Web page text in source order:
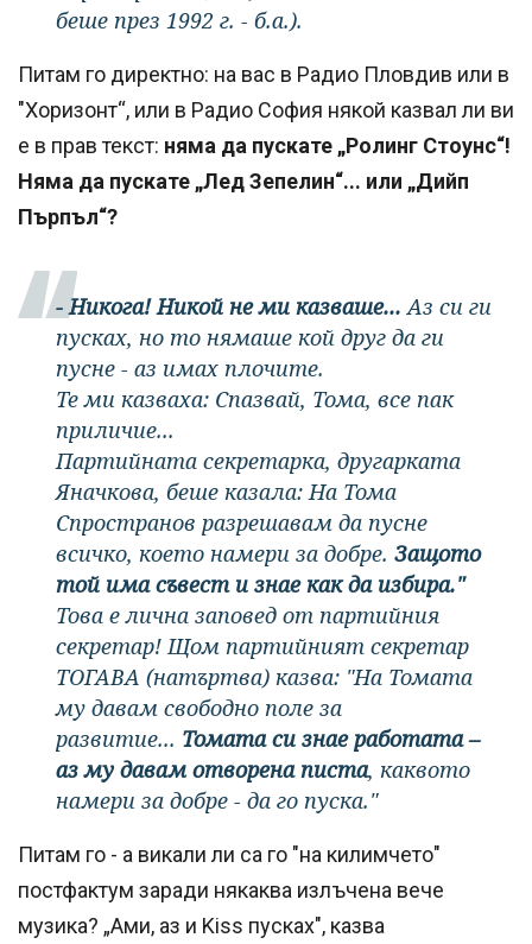
беше през 1992 г. - б.а.).
Питам го директно: на вас в Радио Пловдив или в
"Хоризонт“, или в Радио София някой казвал ли ви
е в прав текст: няма да пускате „Ролинг Стоунс“!
Няма да пускате „Лед Зепелин“... или „Дийп
Пърпъл“?
- Никога! Никой не ми казваше... Аз си ги
пусках, но то нямаше кой друг да ги
пусне - аз имах плочите.
Те ми казваха: Спазвай, Тома, все пак
приличие...
Партийната секретарка, другарката
Яначкова, беше казала: На Тома
Спространов разрешавам да пусне
всичко, което намери за добре. Защото
той има съвест и знае как да избира."
Това е лична заповед от партийния
секретар! Щом партийният секретар
ТОГАВА (натъртва) казва: "На Томата
му давам свободно поле за
развитие... Томата си знае работата –
аз му давам отворена писта, каквото
намери за добре - да го пуска."
Питам го - а викали ли са го "на килимчето"
постфактум заради някаква излъчена вече
музика? „Ами, аз и Kiss пусках", казва